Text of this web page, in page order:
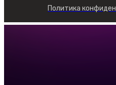
Политика